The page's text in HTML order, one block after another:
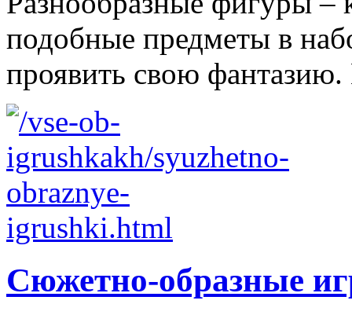
подобные предметы в
проявить свою
Сюжетно-образные